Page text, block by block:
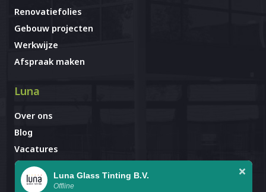
Renovatiefolies
Gebouw projecten
Werkwijze
Afspraak maken
Luna
Over ons
Blog
Vacatures
Contact
Luna Glass Tinting B.V.
Offline